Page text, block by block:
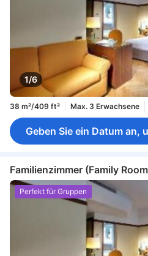
1/6
38 m²/409 ft² Max. 3 Erwachsene
Geben Sie ein Datum an,
Familienzimmer (Family
Perfekt für Gruppen